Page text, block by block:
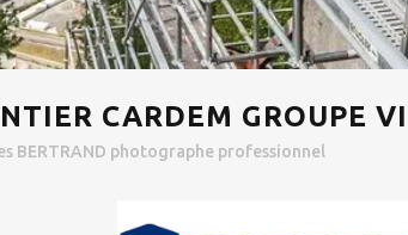
CARDEM GROUPE
BERTRAND photographe professionnel